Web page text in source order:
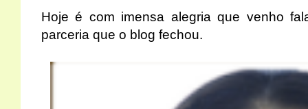
Hoje é com imensa alegria que venho
parceria que o blog fechou.